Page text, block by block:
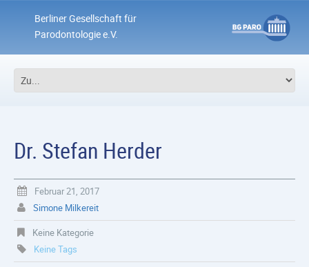
Berliner Gesellschaft für
Parodontologie e.V.
Dr. Stefan Herder
Februar 21, 2017
Simone Milkereit
Keine Kategorie
Keine Tags